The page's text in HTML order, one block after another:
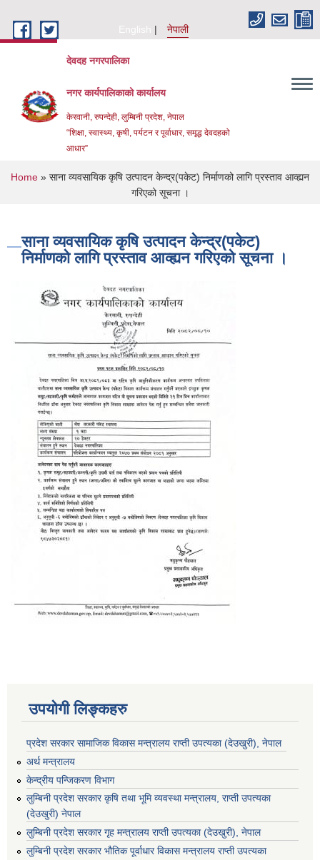
English
नेपाली
देवदह नगरपालिका
नगर कार्यपालिकाको कार्यालय
केरवानी, रुपन्देही, लुम्बिनी प्रदेश, नेपाल
“शिक्षा, स्वास्थ्य, कृषी, पर्यटन र पूर्वाधार, समृद्ध देवदहको
आधार”
You are here
Home » साना व्यवसायिक कृषि उत्पादन केन्द्र(पकेट) निर्माणको लागि प्रस्ताव आव्ह्यन
गरिएको सूचना ।
साना व्यवसायिक कृषि उत्पादन केन्द्र(पकेट)
निर्माणको लागि प्रस्ताव आव्ह्यन गरिएको सूचना ।
उपयोगी लिङ्कहरु
प्रदेश सरकार सामाजिक विकास मन्‍‍त्रालय राप्ती उपत्यका (देउखुरी), नेपाल
अर्थ मन्त्रालय
केन्द्रीय पन्जिकरण विभाग
लुम्बिनी प्रदेश सरकार कृषि तथा भूमि व्यवस्था मन्त्रालय, राप्ती उपत्यका
(देउखुरी) नेपाल
लुम्बिनी प्रदेश सरकार गृह मन्त्रालय राप्ती उपत्यका (देउखुरी), नेपाल
लुम्बिनी प्रदेश सरकार भौतिक पूर्वाधार विकास मन्त्रालय राप्ती उपत्यका